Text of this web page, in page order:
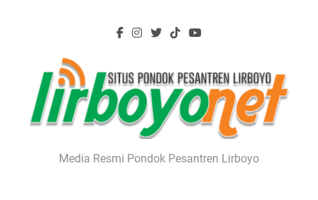
Lirboyo.net
Media Resmi Pondok Pesantren Lirboyo